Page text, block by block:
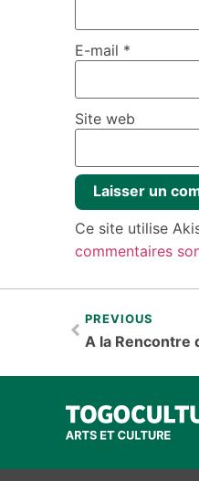
E-mail *
Site web
Ce site utilise
commentaires
PREVIOUS